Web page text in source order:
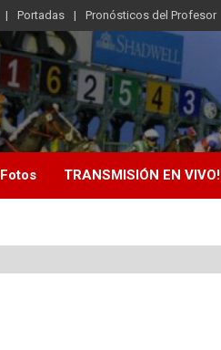
Portadas Pronósticos del Profesor
Fotos TRANSMISIÓN EN VIVO!